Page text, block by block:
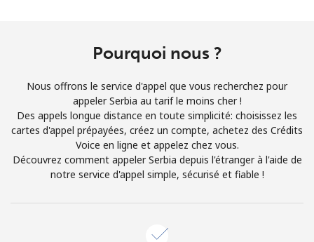
Bonjour!
Pourquoi nous ?
Nous offrons le service d'appel que vous recherchez pour
appeler Serbia au tarif le moins cher !
Des appels longue distance en toute simplicité: choisissez les
cartes d'appel prépayées, créez un compte, achetez des Crédits
Voice en ligne et appelez chez vous.
Découvrez comment appeler Serbia depuis l'étranger à l'aide de
notre service d'appel simple, sécurisé et fiable !